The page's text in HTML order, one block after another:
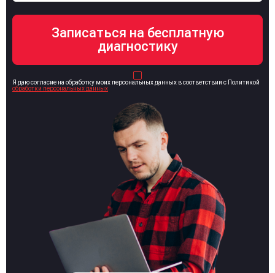
Я даю согласие на обработку моих персональных данных в соответствии с Политикой
обработки персональных данных